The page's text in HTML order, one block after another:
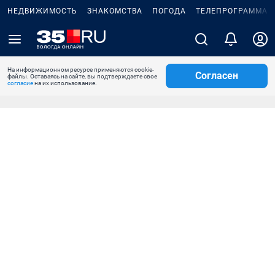
НЕДВИЖИМОСТЬ ЗНАКОМСТВА ПОГОДА ТЕЛЕПРОГРАММА
На информационном ресурсе применяются cookie-
файлы. Оставаясь на сайте, вы подтверждаете свое
согласиена их использование.
Согласен